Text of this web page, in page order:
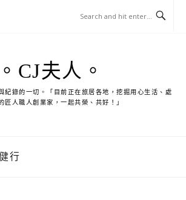
。CJ夫人。
紀錄的一切。「目前正在旅居各地，挖掘用心生活、處
匠人職人創業家，一起共榮、共好！」
行